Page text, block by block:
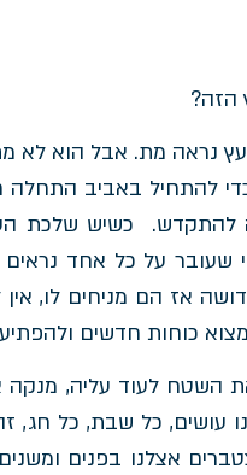
הזה?
נראה מת. אבל הוא לא
להתחיל באביב התחלה
כשיש שלכת
שעובר על כל אחד
אז הם מניחים לו,
כוחות חדשים
השטח לעוד עליה, מנקה
עושים, כל שבת, כל
אצלנו בפנים